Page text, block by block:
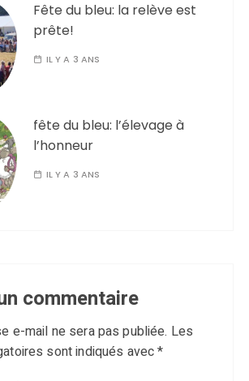
Fête du bleu: la relève est
prête!
IL Y A 3 ANS
fête du bleu: l’élevage à
l’honneur
IL Y A 3 ANS
commentaire
e-mail ne sera pas publiée. Les
sont indiqués avec*